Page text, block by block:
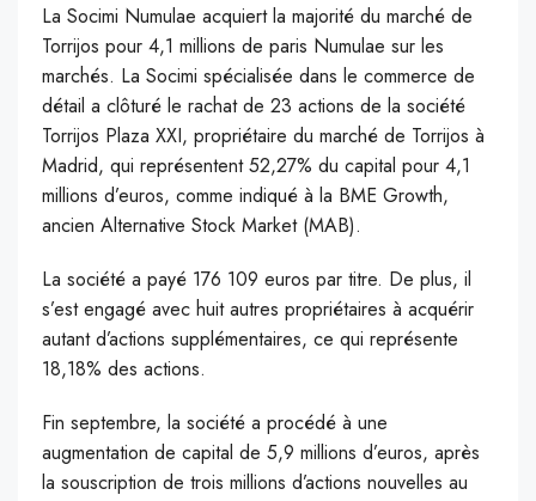
La Socimi Numulae acquiert la majorité du marché de
Torrijos pour 4,1 millions de paris Numulae sur les
marchés. La Socimi spécialisée dans le commerce de
détail a clôturé le rachat de 23 actions de la société
Torrijos Plaza XXI, propriétaire du marché de Torrijos à
Madrid, qui représentent 52,27% du capital pour 4,1
millions d’euros, comme indiqué à la BME Growth,
ancien Alternative Stock Market (MAB).
La société a payé 176 109 euros par titre. De plus, il
s’est engagé avec huit autres propriétaires à acquérir
autant d’actions supplémentaires, ce qui représente
18,18% des actions.
Fin septembre, la société a procédé à une
augmentation de capital de 5,9 millions d’euros, après
la souscription de trois millions d’actions nouvelles au